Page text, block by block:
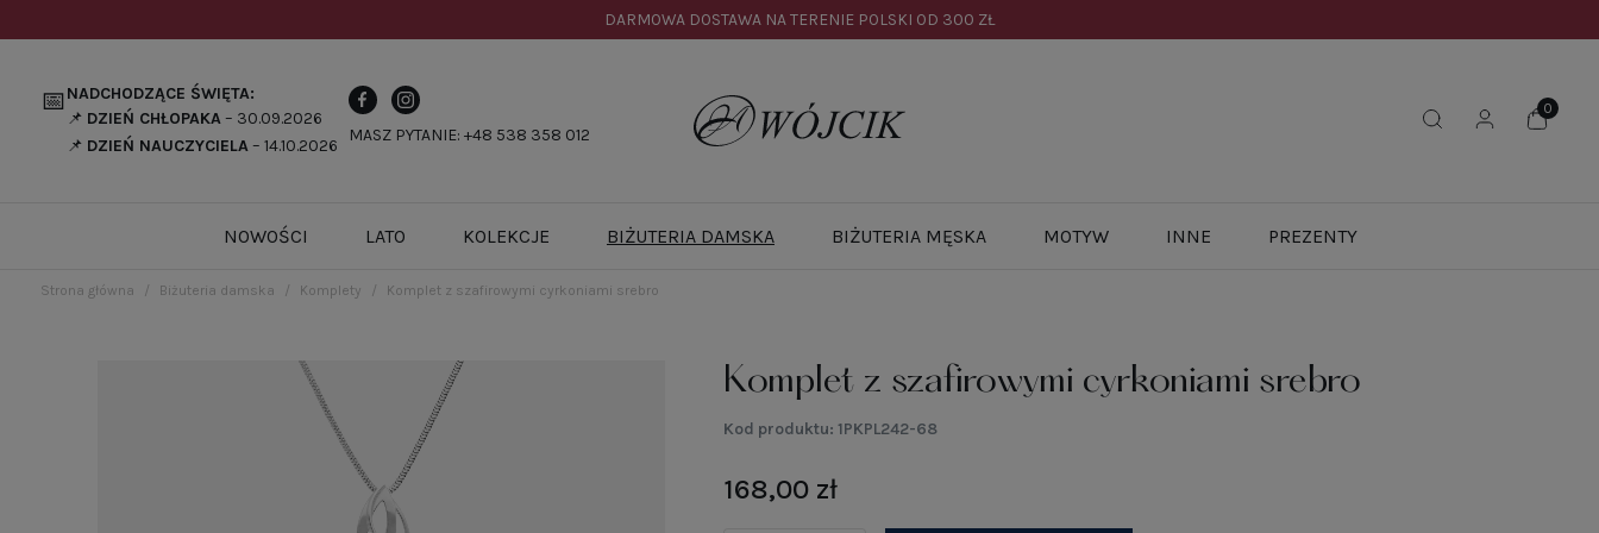
DARMOWA DOSTAWA NA TERENIE POLSKI OD 300 ZŁ
📅NADCHODZĄCE ŚWIĘTA:
📌 DZIEŃ CHŁOPAKA– 30.09.2026
📌 DZIEŃ NAUCZYCIELA– 14.10.2026
MASZ PYTANIE: +48 538 358 012
NOWOŚCI LATO KOLEKCJE BIŻUTERIA DAMSKA BIŻUTERIA MĘSKA MOTYW INNE PREZENTY
Strona główna Biżuteria damska Komplety Komplet z szafirowymi cyrkoniami srebro
Komplet z szafirowymi cyrkoniami srebro
Kod produktu: 1PKPL242-68
168,00 zł